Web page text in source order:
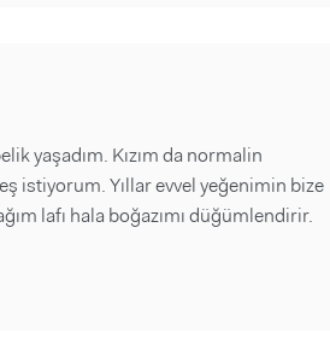
yaşadım. Kızım da normalin
istiyorum. Yıllar evvel yeğenimin bize
lafı hala boğazımı düğümlendirir.